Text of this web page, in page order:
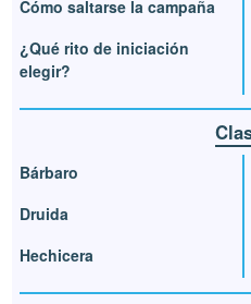
Cómo saltarse la campaña
¿Qué rito de iniciación
elegir?
Bárbaro
Druida
Hechicera